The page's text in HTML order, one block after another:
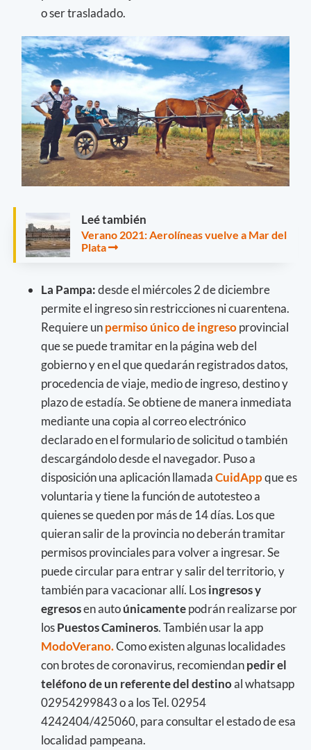
o ser trasladado.
Leé también
Verano 2021: Aerolíneas vuelve a Mar del
Plata
La Pampa:desde el miércoles 2 de diciembre
permite el ingreso sin restricciones ni cuarentena.
Requiere unpermiso único de ingresoprovincial
que se puede tramitar en la página web del
gobierno y en el que quedarán registrados datos,
procedencia de viaje, medio de ingreso, destino y
plazo de estadía. Se obtiene de manera inmediata
mediante una copia al correo electrónico
declarado en el formulario de solicitud o también
descargándolo desde el navegador. Puso a
disposición una aplicación llamadaCuidAppque es
voluntaria y tiene la función de autotesteo a
quienes se queden por más de 14 días. Los que
quieran salir de la provincia no deberán tramitar
permisos provinciales para volver a ingresar. Se
puede circular para entrar y salir del territorio, y
también para vacacionar allí. Losingresos y
egresosen autoúnicamentepodrán realizarse por
losPuestos Camineros. También usar la app
ModoVerano.Como existen algunas localidades
con brotes de coronavirus, recomiendanpedir el
teléfono de un referente del destinoal whatsapp
02954299843 o a los Tel. 02954
4242404/425060, para consultar el estado de esa
localidad pampeana.